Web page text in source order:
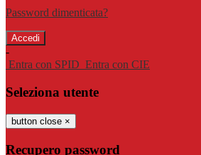
Password dimenticata?
-
Entra con SPID Entra con CIE
Seleziona utente
button close ×
Recupero password